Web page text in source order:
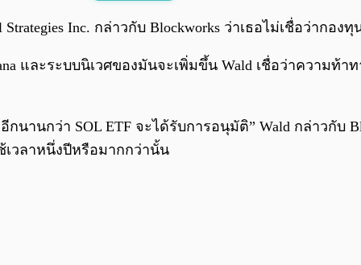
Strategies Inc. กล่าวกับ Blockworks ว่าเธอไม่เชื่อว่าก
และระบบนิเวศของมันจะเพิ่มขึ้น Wald เชื่อว่าความ
กนานกว่า SOL ETF จะได้รับการอนุมัติ” Wald กล่าวกั
เวลาหนึ่งปีหรือมากกว่านั้น